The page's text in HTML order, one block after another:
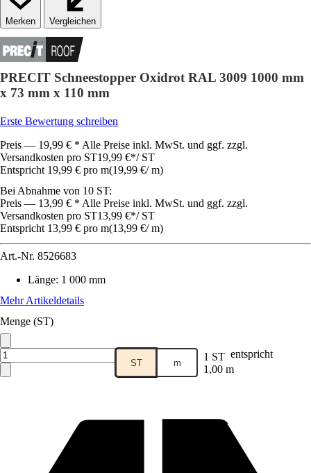
Vergleichen
PRECIT Schneestopper Oxidrot RAL 3009 1000 mm
x 73 mm x 110 mm
Erste Bewertung schreiben
Preis — 19,99 € * Alle Preise inkl. MwSt. und ggf. zzgl.
Versandkosten pro ST19,99 €*/ ST
Entspricht 19,99 € pro m(19,99 €/ m)
Bei Abnahme von 10 ST:
Preis — 13,99 € * Alle Preise inkl. MwSt. und ggf. zzgl.
Versandkosten pro ST13,99 €*/ ST
Entspricht 13,99 € pro m(13,99 €/ m)
Art.-Nr. 8526683
Länge: 1 000 mm
Mehr Artikeldetails
Menge (ST)
ST m 1 ST entspricht
1,00 m